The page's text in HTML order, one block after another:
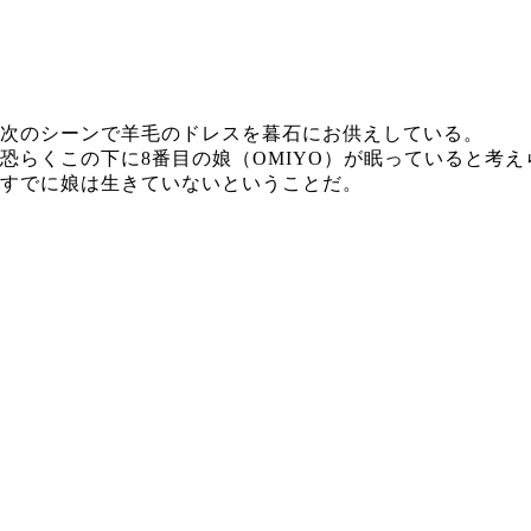
次のシーンで羊毛のドレスを暮石にお供えしている。
恐らくこの下に8番目の娘（OMIYO） が眠っていると考え
すでに娘は生きていないということだ。